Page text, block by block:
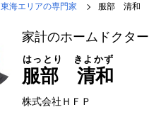
東海エリアの専門家 服部 清和
家計のホームドクター
服部 清和
はっとり きよかず
株式会社ＨＦＰ